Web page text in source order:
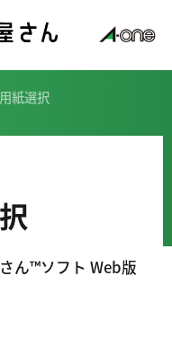
用紙選択
ん™ソフト Web版